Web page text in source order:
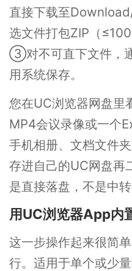
直接下载至
选文件打包ZIP（
③对不可直下文件，
用系统保存。
您在UC浏览器网盘里
MP4会议录像或一个
手机相册、文档文件
存进自己的UC网盘
是直接落盘，不是中转
用UC浏览器App内
这一步操作起来很简
行。适用于单个或少